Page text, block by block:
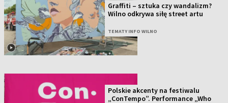
Graffiti – sztuka czy wandalizm?
Wilno odkrywa siłę street artu
TEMATY INFO WILNO
Polskie akcenty na festiwalu
„ConTempo”. Performance „Who